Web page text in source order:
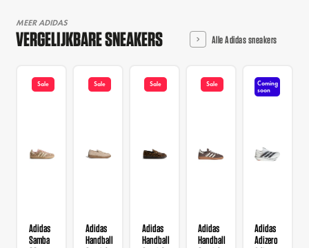
MEER ADIDAS
VERGELIJKBARE SNEAKERS Alle Adidas sneakers
Sale
Adidas
Samba
Sale
Adidas
Handball
Sale
Adidas
Handball
Sale
Adidas
Handball
Coming
soon
Adidas
Adizero